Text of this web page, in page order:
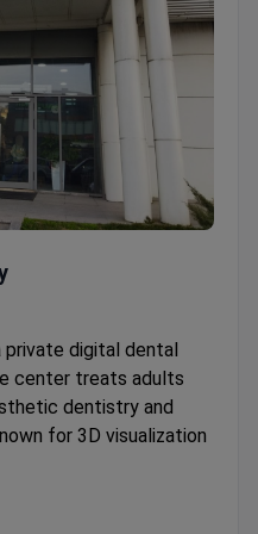
digital dental
center treats adults
dentistry and
for 3D visualization
before care begins.
specializing in